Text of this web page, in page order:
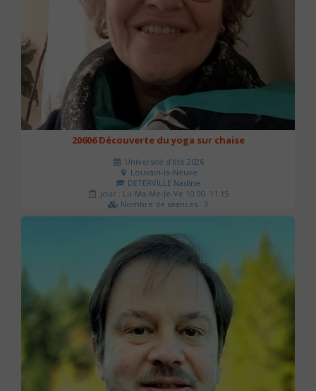
20606 Découverte du yoga sur chaise
Université d'été 2026
Louvain-la-Neuve
DETERVILLE Nadine
Jour : Lu-Ma-Me-Je-Ve 10:00- 11:15
Nombre de séances : 3
30 €